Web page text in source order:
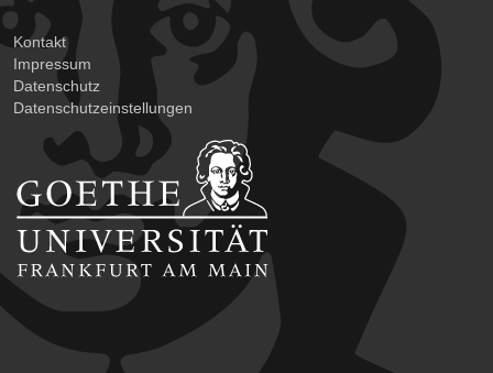
Kontakt
Impressum
Datenschutz
Datenschutzeinstellungen